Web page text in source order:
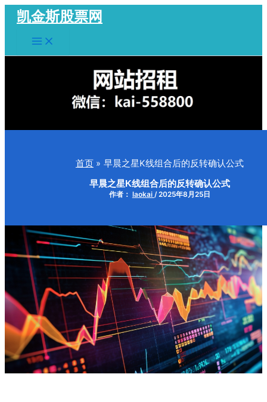
容
凯金斯股票网
Main
Menu
首页 早晨之星K线组合后的反转确认公式
早晨之星K线组合后的反转确认公式
作者： laokai /2025年8月25日